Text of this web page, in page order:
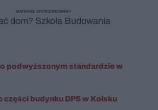
dom? Szkoła Budowania
MATERIAŁ SPONSOROWANY
o podwyższonym standardzie w
części budynku DPS w Kolsku